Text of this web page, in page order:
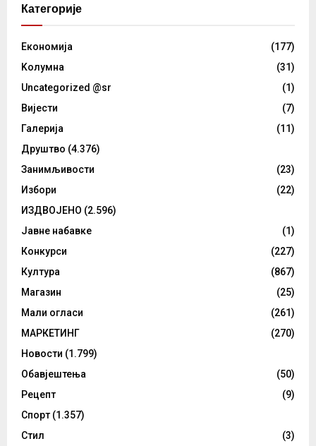
Категорије
Eкономија
(177)
Kолумнa
(31)
Uncategorized @sr
(1)
Вијести
(7)
Галерија
(11)
Друштво (4.376)
Занимљивости
(23)
Избори
(22)
ИЗДВОЈЕНО (2.596)
Јавне набавке
(1)
Конкурси
(227)
Култура
(867)
Магазин
(25)
Мали огласи
(261)
МАРКЕТИНГ
(270)
Новости (1.799)
Обавјештења
(50)
Рецепт
(9)
Спорт (1.357)
Стил
(3)